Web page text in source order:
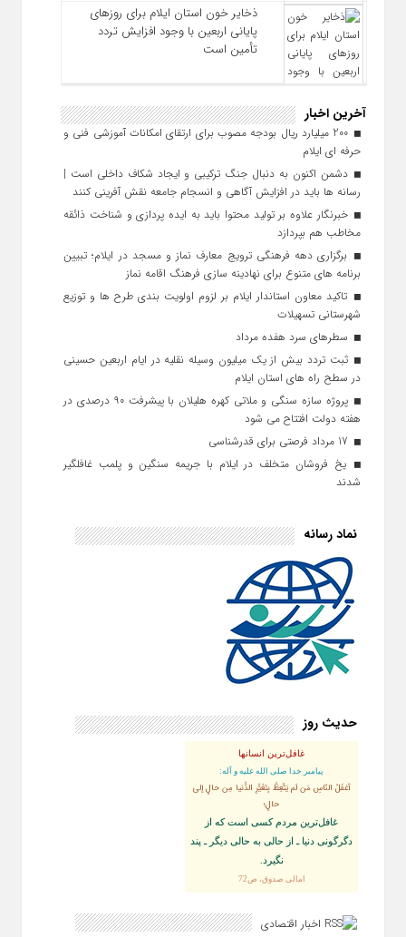
ذخایر خون استان ایلام برای روزهای
پایانی اربعین با وجود افزایش تردد
تأمین است
آخرین اخبار
200 میلیارد ریال بودجه مصوب برای ارتقای امکانات آموزشی فنی‌ و
حرفه‌ ای ایلام
دشمن اکنون به دنبال جنگ ترکیبی و ایجاد شکاف داخلی است |
رسانه‌ ها باید در افزایش آگاهی و انسجام جامعه نقش‌ آفرینی کنند
خبرنگار علاوه بر تولید محتوا باید به ایده‌ پردازی و شناخت ذائقه
مخاطب هم بپردازد
برگزاری دهه فرهنگی ترویج معارف نماز و مسجد در ایلام؛ تبیین
برنامه‌ های متنوع برای نهادینه‌ سازی فرهنگ اقامه نماز
تاکید معاون استاندار ایلام بر لزوم اولویت‌ بندی طرح‌ ها و توزیع
شهرستانی تسهیلات
سطرهای سرد هفده مرداد
ثبت تردد بیش از یک میلیون وسیله نقلیه در ایام اربعین حسینی
در سطح راه‌ های استان ایلام
پروژه سازه سنگی و ملاتی کهره هلیلان با پیشرفت ۹۰ درصدی در
هفته دولت افتتاح می شود
یخ‌ فروشان متخلف در ایلام با جریمه سنگین و پلمب غافلگیر
شدند
نماد رسانه
حدیث روز
غافل‌ترین انسانها
پيامبر خدا صلى‏ الله‏ عليه ‏و‏ آله:
أغفَلُ النّاسِ مَن لَم يَتَّعِظْ بِتَغَيُّرِ الدُّنيا مِن حالٍ إلى
حالٍ؛
غافل‏‌ترين مردم كسى است كه از
دگرگونى دنيا ـ از حالى به حالى ديگر ـ پند
نگیرد.
امالی صدوق، ص72
اخبار اقتصادی